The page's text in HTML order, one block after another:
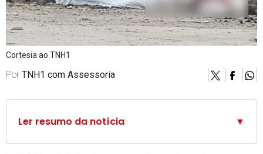
Cortesia ao TNH1
Por TNH1 com Assessoria
Ler resumo da notícia ▼